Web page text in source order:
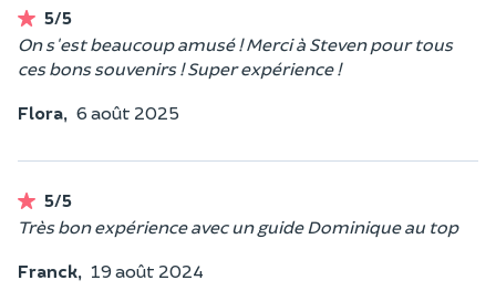
5/5
On s'est beaucoup amusé ! Merci à Steven pour tous
ces bons souvenirs ! Super expérience !
Flora, 6 août 2025
5/5
Très bon expérience avec un guide Dominique au top
Franck, 19 août 2024